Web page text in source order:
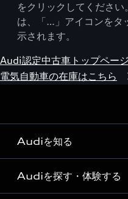
をクリックしてくださ
は、「…」アイコンをタ
示されます。
Audi認定中古車トップペー
電気自動車の在庫はこちら
Audiを知る
Audi ブランド
Audiを探す・体験する